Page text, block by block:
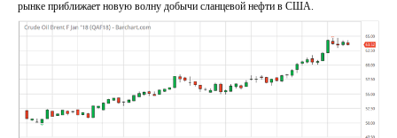
рынке приближает новую волну добычи сланцевой нефти в США.